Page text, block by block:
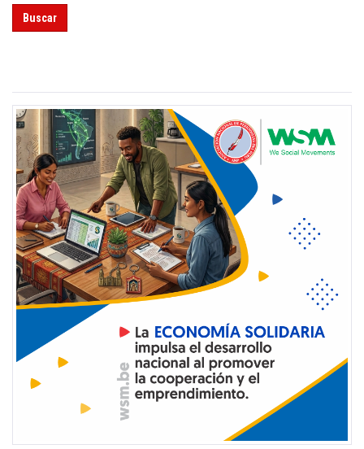
Buscar